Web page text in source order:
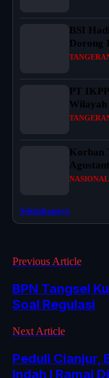
BSI
Dorong
PT
Iklim
Korban
NASIONAL
Selengkapnya
Previous Article
BPN Tangsel
Soal Regulasi
Next Article
Peduli Cianjur,
Indah I Ramai